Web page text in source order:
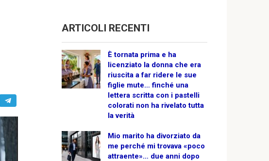
ARTICOLI RECENTI
È tornata prima e ha
licenziato la donna che era
riuscita a far ridere le sue
figlie mute… finché una
lettera scritta con i pastelli
colorati non ha rivelato tutta
la verità
Mio marito ha divorziato da
me perché mi trovava «poco
attraente»… due anni dopo